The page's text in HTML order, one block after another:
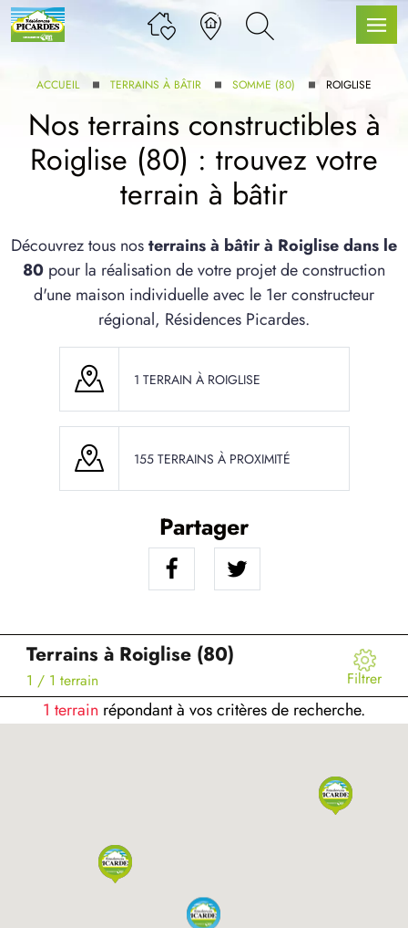
GAMME
SERVICE BDL EXTENSION
ACCUEIL TERRAINS À BÂTIR SOMME (80) ROIGLISE
Nos terrains constructibles à
Roiglise (80) : trouvez votre
terrain à bâtir
Découvrez tous nosterrains à bâtir à Roiglise dans le
80 pour la réalisation de votre projet de construction
d'une maison individuelle avec le 1er constructeur
régional, Résidences Picardes.
1 TERRAIN À ROIGLISE
155 TERRAINS À PROXIMITÉ
Partager
Terrains à Roiglise (80)
1 / 1 terrain Filtrer
1 terrain répondant à vos critères de recherche.